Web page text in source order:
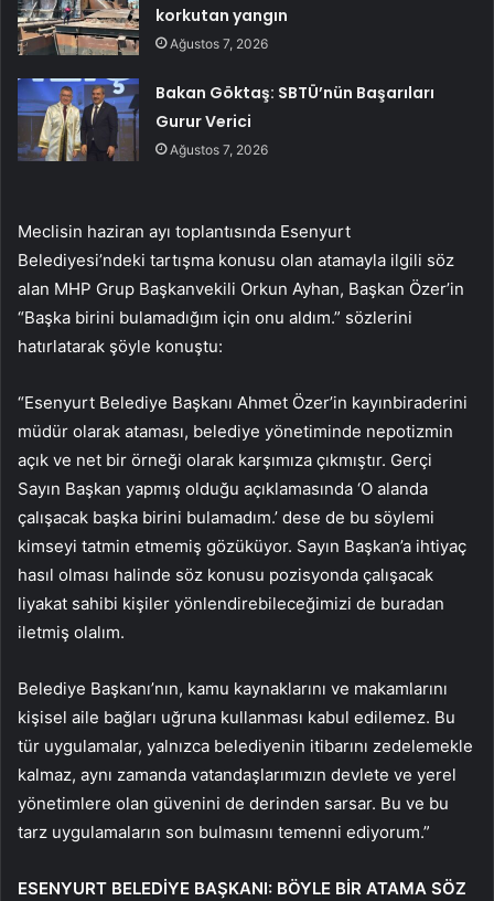
korkutan yangın
Ağustos 7, 2026
Bakan Göktaş: SBTÜ’nün Başarıları
Gurur Verici
Ağustos 7, 2026
Meclisin haziran ayı toplantısında Esenyurt
Belediyesi’ndeki tartışma konusu olan atamayla ilgili söz
alan MHP Grup Başkanvekili Orkun Ayhan, Başkan Özer’in
“Başka birini bulamadığım için onu aldım.” sözlerini
hatırlatarak şöyle konuştu:
“Esenyurt Belediye Başkanı Ahmet Özer’in kayınbiraderini
müdür olarak ataması, belediye yönetiminde nepotizmin
açık ve net bir örneği olarak karşımıza çıkmıştır. Gerçi
Sayın Başkan yapmış olduğu açıklamasında ‘O alanda
çalışacak başka birini bulamadım.’ dese de bu söylemi
kimseyi tatmin etmemiş gözüküyor. Sayın Başkan’a ihtiyaç
hasıl olması halinde söz konusu pozisyonda çalışacak
liyakat sahibi kişiler yönlendirebileceğimizi de buradan
iletmiş olalım.
Belediye Başkanı’nın, kamu kaynaklarını ve makamlarını
kişisel aile bağları uğruna kullanması kabul edilemez. Bu
tür uygulamalar, yalnızca belediyenin itibarını zedelemekle
kalmaz, aynı zamanda vatandaşlarımızın devlete ve yerel
yönetimlere olan güvenini de derinden sarsar. Bu ve bu
tarz uygulamaların son bulmasını temenni ediyorum.”
ESENYURT BELEDİYE BAŞKANI: BÖYLE BİR ATAMA SÖZ